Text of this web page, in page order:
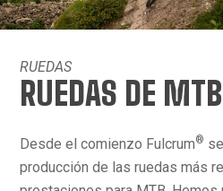
RUEDAS
RUEDAS DE MTB
Desde el comienzo Fulcrum®
producción de las ruedas más